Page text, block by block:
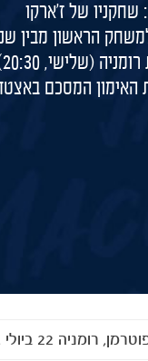
שחקניו של ז'ארקו
הראשון מבין
המסכם
רומניה 22 ביולי , 2024